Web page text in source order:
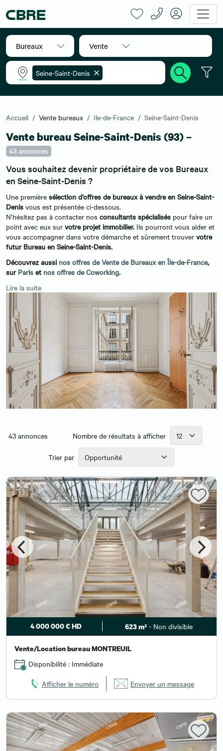
Bureaux Vente
Seine-Saint-Denis
Accueil Vente bureaux Ile-de-France Seine-Saint-Denis
Vente bureau Seine-Saint-Denis (93) –
43 annonces
Vous souhaitez devenir propriétaire de vos Bureaux
en Seine-Saint-Denis ?
Une première sélection d’offres de bureaux à vendre en Seine-Saint-
Denis vous est présentée ci-dessous.
N’hésitez pas à contacter nos consultants spécialisés pour faire un
point avec eux sur votre projet immobilier. Ils pourront vous aider et
vous accompagner dans votre démarche et sûrement trouver votre
futur Bureau en Seine-Saint-Denis.
Découvrez aussi nos offres de Vente de Bureaux en Île-de-France,
sur Paris et nos offres de Coworking.
Lire la suite
43annonces Nombre de résultats à afficher
Trier par
4 000 000 € HD 623 m²- Non divisible
Vente/Location bureau MONTREUIL
Disponibilité : Immédiate
Afficher le numéro Envoyer un message